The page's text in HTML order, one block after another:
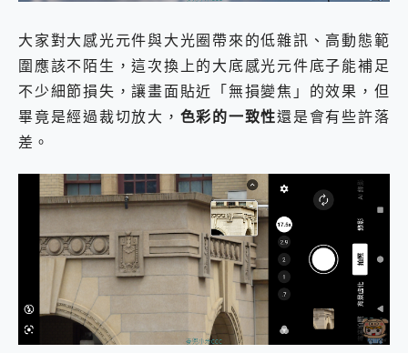
大家對大感光元件與大光圈帶來的低雜訊、高動態範
圍應該不陌生，這次換上的大底感光元件底子能補足
不少細節損失，讓畫面貼近「無損變焦」的效果，但
畢竟是經過裁切放大， 色彩的一致性還是會有些許落
差。